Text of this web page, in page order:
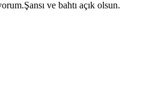
ve bahtı açık olsun.